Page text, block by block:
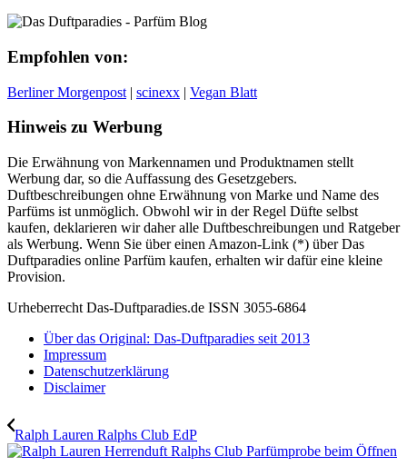
Empfohlen von:
Berliner Morgenpost | scinexx | Vegan Blatt
Hinweis zu Werbung
Die Erwähnung von Markennamen und Produktnamen stellt
Werbung dar, so die Auffassung des Gesetzgebers.
Duftbeschreibungen ohne Erwähnung von Marke und Name des
Parfüms ist unmöglich. Obwohl wir in der Regel Düfte selbst
kaufen, deklarieren wir daher alle Duftbeschreibungen und Ratgeber
als Werbung. Wenn Sie über einen Amazon-Link (*) über Das
Duftparadies online Parfüm kaufen, erhalten wir dafür eine kleine
Provision.
Urheberrecht Das-Duftparadies.de ISSN 3055-6864
Über das Original: Das-Duftparadies seit 2013
Impressum
Datenschutzerklärung
Disclaimer
Ralph Lauren Ralphs Club EdP